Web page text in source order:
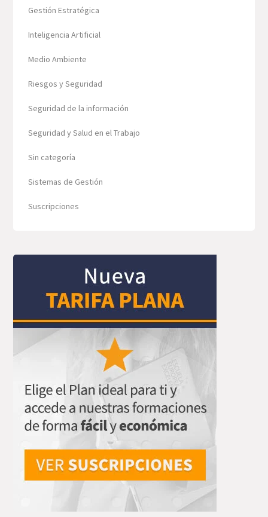
Gestión Estratégica
Inteligencia Artificial
Medio Ambiente
Riesgos y Seguridad
Seguridad de la información
Seguridad y Salud en el Trabajo
Sin categoría
Sistemas de Gestión
Suscripciones